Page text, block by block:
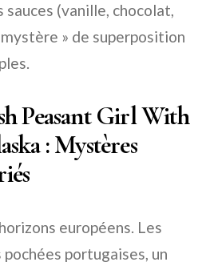
sauces (vanille, chocolat,
» de superposition
Peasant Girl With
: Mystères
européens. Les
portugaises, un